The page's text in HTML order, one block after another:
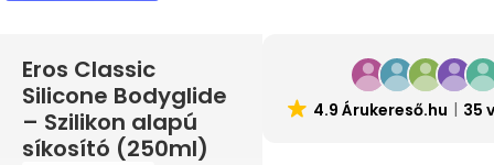
Eros Classic
Silicone Bodyglide
– Szilikon alapú
síkosító (250ml)
4.9 Árukereső.hu 35